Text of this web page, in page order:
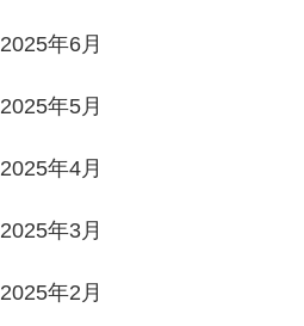
2025年6月
2025年5月
2025年4月
2025年3月
2025年2月